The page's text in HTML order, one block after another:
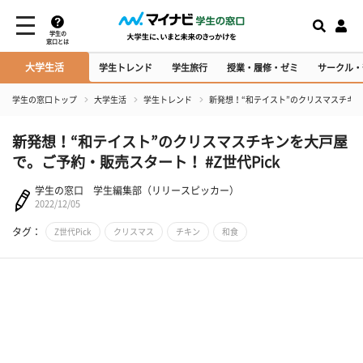
学生の
窓口とは
大学生活 学生トレンド 学生旅行 授業・履修・ゼミ サークル
学生の窓口トップ 大学生活 学生トレンド 新発想！“和テイスト”のクリスマスチキ
新発想！“和テイスト”のクリスマスチキンを大戸屋
で。ご予約・販売スタート！ #Z世代Pick
学生の窓口 学生編集部（リリースピッカー）
2022/12/05
タグ： Z世代Pick クリスマス チキン 和食